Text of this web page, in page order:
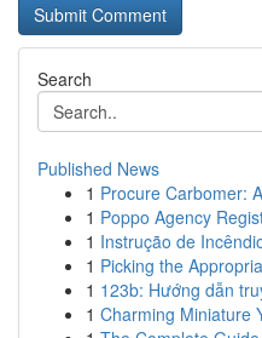
Search
Published News
1 Procure Carbomer:
1 Poppo Agency
1 Instrução de
1 Picking the
1 123b: Hướng dẫn
1 Charming Miniature